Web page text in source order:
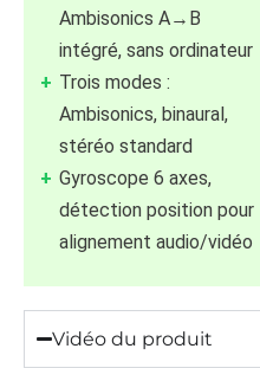
Ambisonics A→B
intégré, sans ordinateur
Trois modes :
Ambisonics, binaural,
stéréo standard
Gyroscope 6 axes,
détection position pour
alignement audio/vidéo
Vidéo du produit